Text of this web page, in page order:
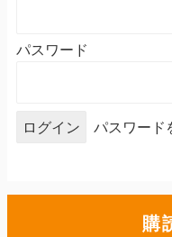
パスワード
パスワード
購